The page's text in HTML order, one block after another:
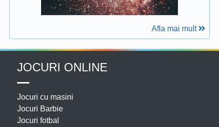
Afla mai mult
JOCURI ONLINE
Jocuri cu masini
Jocuri Barbie
Jocuri fotbal